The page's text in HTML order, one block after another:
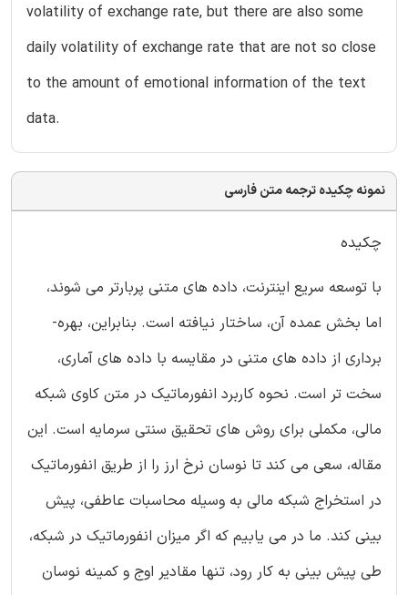
volatility of exchange rate, but there are also some
daily volatility of exchange rate that are not so close
to the amount of emotional information of the text
data.
نمونه چکیده ترجمه متن فارسی
چکیده
با توسعه سریع اینترنت، داده های متنی پربارتر می شوند،
اما بخش عمده آن، ساختار نیافته است. بنابراین، بهره-
برداری از داده های متنی در مقایسه با داده های آماری،
سخت تر است. نحوه کاربرد انفورماتیک در متن کاوی شبکه
مالی، مکملی برای روش های تحقیق سنتی سرمایه است. این
مقاله، سعی می کند تا نوسان نرخ ارز را از طریق انفورماتیک
در استخراج شبکه مالی به وسیله محاسبات عاطفی، پیش
بینی کند. ما در می یابیم که اگر میزان انفورماتیک در شبکه،
طی پیش بینی به کار رود، تنها مقادیر اوج و کمینه نوسان